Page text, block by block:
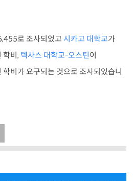
로 조사되었고 시카고 대학교가
학비, 텍사스 대학교-오스틴이
비가 요구되는 것으로 조사되었습니